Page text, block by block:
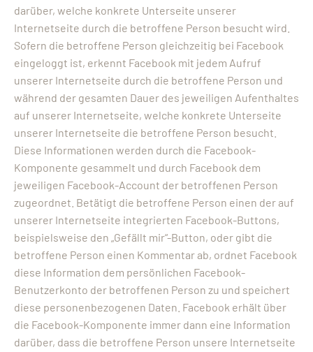
darüber, welche konkrete Unterseite unserer
Internetseite durch die betroffene Person besucht wird.
Sofern die betroffene Person gleichzeitig bei Facebook
eingeloggt ist, erkennt Facebook mit jedem Aufruf
unserer Internetseite durch die betroffene Person und
während der gesamten Dauer des jeweiligen Aufenthaltes
auf unserer Internetseite, welche konkrete Unterseite
unserer Internetseite die betroffene Person besucht.
Diese Informationen werden durch die Facebook-
Komponente gesammelt und durch Facebook dem
jeweiligen Facebook-Account der betroffenen Person
zugeordnet. Betätigt die betroffene Person einen der auf
unserer Internetseite integrierten Facebook-Buttons,
beispielsweise den „Gefällt mir“-Button, oder gibt die
betroffene Person einen Kommentar ab, ordnet Facebook
diese Information dem persönlichen Facebook-
Benutzerkonto der betroffenen Person zu und speichert
diese personenbezogenen Daten. Facebook erhält über
die Facebook-Komponente immer dann eine Information
darüber, dass die betroffene Person unsere Internetseite